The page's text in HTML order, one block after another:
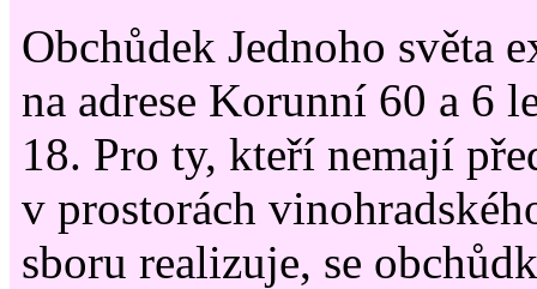
Obchůdek Jednoho světa
na adrese Korunní 60 a 6
18. Pro ty, kteří nemají
v prostorách
sboru realizuje, se